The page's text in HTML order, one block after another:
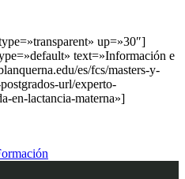
up=»30″]
text=»Información e
es/fcs/masters-y-
url/experto-
en-lactancia-materna»]